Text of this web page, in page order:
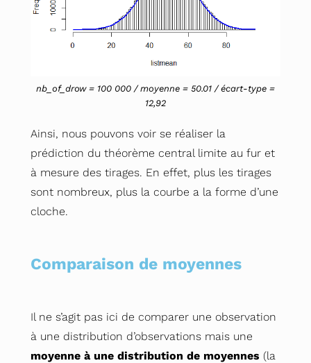
nb_of_drow = 100 000 / moyenne = 50.01 / écart-type =
12,92
Ainsi, nous pouvons voir se réaliser la
prédiction du théorème central limite au fur et
à mesure des tirages. En effet, plus les tirages
sont nombreux, plus la courbe a la forme d’une
cloche.
Comparaison de moyennes
Il ne s’agit pas ici de comparer une observation
à une distribution d’observations mais une
moyenne à une distribution de moyennes (la